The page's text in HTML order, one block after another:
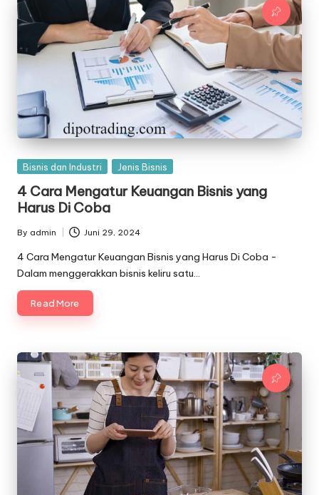
Posted
Bisnis dan Industri Jenis Bisnis
4 Cara Mengatur Keuangan Bisnis yang
Harus Di Coba
Posted
by
By admin Juni 29, 2024
4 Cara Mengatur Keuangan Bisnis yang Harus Di Coba -
Dalam menggerakkan bisnis keliru satu…
Read More